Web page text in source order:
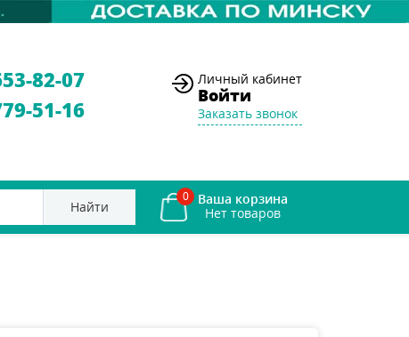
82-07
51-16
Личный кабинет
Войти
Заказать звонок
Найти
0 Ваша корзина